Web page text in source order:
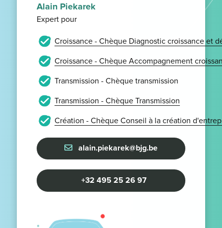
Alain Piekarek
Expert pour
Croissance - Chèque Diagnostic croissance et
Croissance - Chèque Accompagnement
Transmission - Chèque transmission
Transmission - Chèque Transmission
Création - Chèque Conseil à la création
alain.piekarek@bjg.be
+32 495 25 26 97